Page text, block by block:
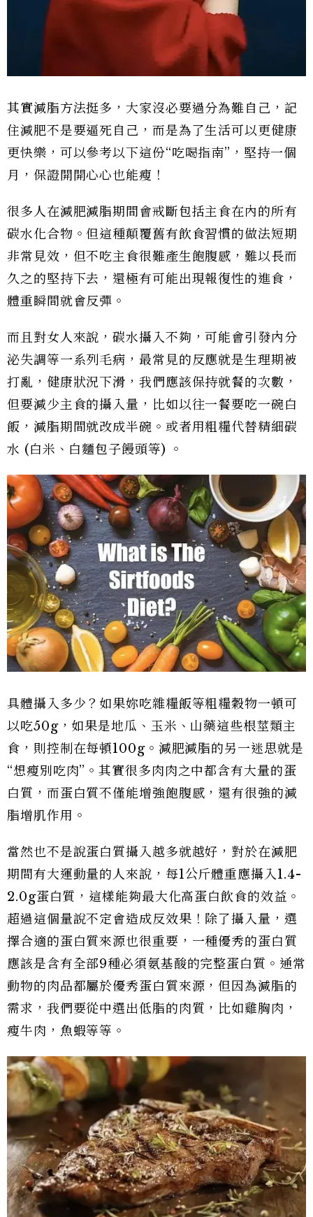
其實減脂方法挺多，大家沒必要過分為難自己，記
住減肥不是要逼死自己，而是為了生活可以更健康
更快樂，可以參考以下這份“吃喝指南”，堅持一個
月，保證開開心心也能瘦！
很多人在減肥減脂期間會戒斷包括主食在內的所有
碳水化合物。但這種顛覆舊有飲食習慣的做法短期
非常見效，但不吃主食很難產生飽腹感，難以長而
久之的堅持下去，還極有可能出現報復性的進食，
體重瞬間就會反彈。
而且對女人來說，碳水攝入不夠，可能會引發內分
泌失調等一系列毛病，最常見的反應就是生理期被
打亂，健康狀況下滑，我們應該保持就餐的次數，
但要減少主食的攝入量，比如以往一餐要吃一碗白
飯，減脂期間就改成半碗。或者用粗糧代替精細碳
水 (白米、白麵包子饅頭等) 。
具體攝入多少？如果妳吃雜糧飯等粗糧穀物一頓可
以吃50g，如果是地瓜、玉米、山藥這些根莖類主
食，則控制在每頓100g。減肥減脂的另一迷思就是
“想瘦別吃肉”。其實很多肉肉之中都含有大量的蛋
白質，而蛋白質不僅能增強飽腹感，還有很強的減
脂增肌作用。
當然也不是說蛋白質攝入越多就越好，對於在減肥
期間有大運動量的人來說，每1公斤體重應攝入1.4-
2.0g蛋白質，這樣能夠最大化高蛋白飲食的效益。
超過這個量說不定會造成反效果！除了攝入量，選
擇合適的蛋白質來源也很重要，一種優秀的蛋白質
應該是含有全部9種必須氨基酸的完整蛋白質。通常
動物的肉品都屬於優秀蛋白質來源，但因為減脂的
需求，我們要從中選出低脂的肉質，比如雞胸肉，
瘦牛肉，魚蝦等等。